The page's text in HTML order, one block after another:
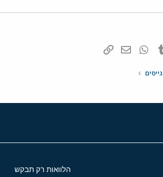
Tumblr
WhatsAppדואר אלקטרוני
הלוואות רק תבקש